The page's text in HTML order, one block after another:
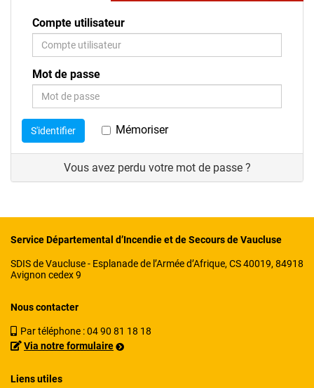
Compte utilisateur
Mot de passe
S'identifier Mémoriser
Vous avez perdu votre mot de passe ?
Service Départemental d’Incendie et de Secours de Vaucluse
SDIS de Vaucluse - Esplanade de l’Armée d’Afrique, CS 40019, 84918
Avignon cedex 9
Nous contacter
Par téléphone :04 90 81 18 18
Via notre formulaire
Liens utiles